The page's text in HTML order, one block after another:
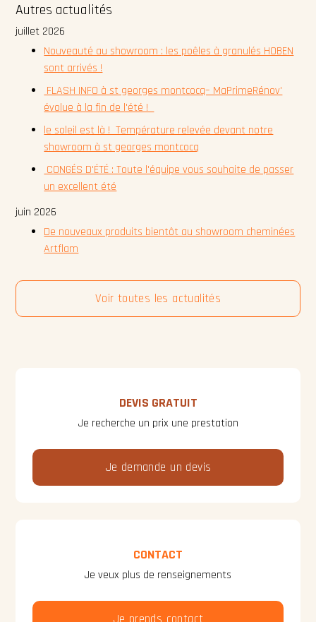
Autres actualités
juillet 2026
Nouveauté au showroom : les poêles à granulés HOBEN
sont arrivés !
FLASH INFO à st georges montcocq– MaPrimeRénov'
évolue à la fin de l'été !
le soleil est là ! Température relevée devant notre
showroom à st georges montcocq
CONGÉS D'ÉTÉ : Toute l'équipe vous souhaite de passer
un excellent été
juin 2026
De nouveaux produits bientôt au showroom cheminées
Artflam
Voir toutes les actualités
DEVIS GRATUIT
Je recherche un prix une prestation
Je demande un devis
CONTACT
Je veux plus de renseignements